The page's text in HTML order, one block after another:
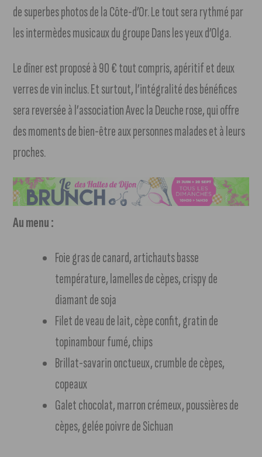
de superbes photos de la Côte-d’Or. Le tout sera rythmé par
les intermèdes musicaux du groupe Dans les yeux d’Olga.
Le dîner est proposé à 90 € tout compris, apéritif et deux
verres de vin inclus. Et surtout, l’intégralité des bénéfices
sera reversée à l’association Avec la Deuche rose, qui offre
des moments de bien-être aux personnes malades et à leurs
proches.
Au menu :
Foie gras de canard, artichauts basse
température, lamelles de cèpes, crispy de
diamant de soja
Filet de veau de lait, cèpe confit, gratin de
topinambour fumé, chips
Brillat-savarin onctueux, crumble de cèpes,
copeaux
Galet chocolat, marron crémeux, poussières de
cèpes, gelée poivre de Sichuan